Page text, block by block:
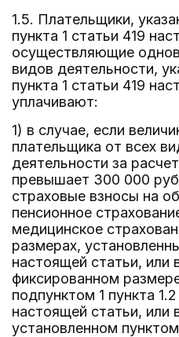
1.5. Плательщики,
пункта 1 статьи 419
осуществляющие
видов деятельности,
пункта 1 статьи 419
уплачивают:
1) в случае, если
плательщика от всех
деятельности за
превышает 300 000
страховые взносы на
пенсионное
медицинское
размерах,
настоящей статьи, или
фиксированном
подпунктом 1 пункта
настоящей статьи, или
установленном